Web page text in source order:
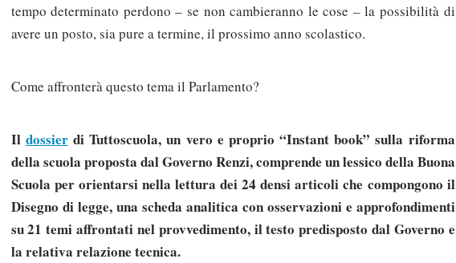
tempo determinato perdono – se non cambieranno le cose – la possibilità di
avere un posto, sia pure a termine, il prossimo anno scolastico.
Come affronterà questo tema il Parlamento?
Il dossierdi Tuttoscuola, un vero e proprio “Instant book” sulla riforma
della scuola proposta dal Governo Renzi, comprende un lessico della Buona
Scuola per orientarsi nella lettura dei 24 densi articoli che compongono il
Disegno di legge, una scheda analitica con osservazioni e approfondimenti
su 21 temi affrontati nel provvedimento, il testo predisposto dal Governo e
la relativa relazione tecnica.
Solo gli utenti registrati possono commentare!